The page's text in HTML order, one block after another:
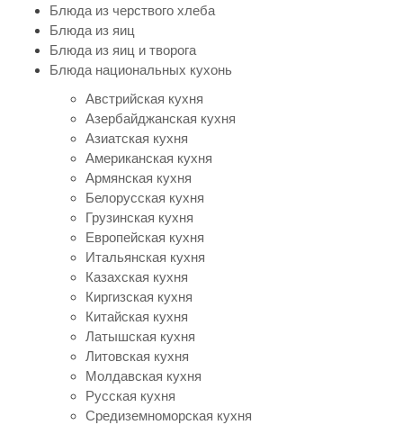
Блюда из черствого хлеба
Блюда из яиц
Блюда из яиц и творога
Блюда национальных кухонь
Австрийская кухня
Азербайджанская кухня
Азиатская кухня
Американская кухня
Армянская кухня
Белорусская кухня
Грузинская кухня
Европейская кухня
Итальянская кухня
Казахская кухня
Киргизская кухня
Китайская кухня
Латышская кухня
Литовская кухня
Молдавская кухня
Русская кухня
Средиземноморская кухня